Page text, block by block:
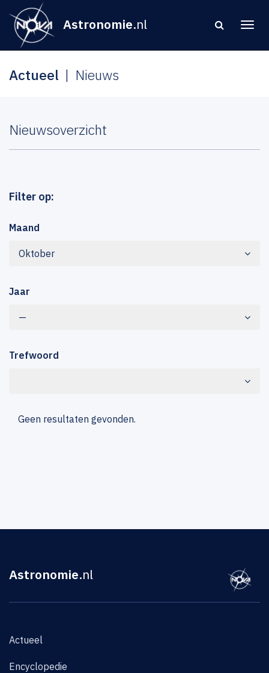
Astronomie.nl
Actueel Nieuws
Nieuwsoverzicht
Filter op:
Maand
Oktober
Jaar
—
Trefwoord
Geen resultaten gevonden.
Astronomie.nl
Actueel
Encyclopedie